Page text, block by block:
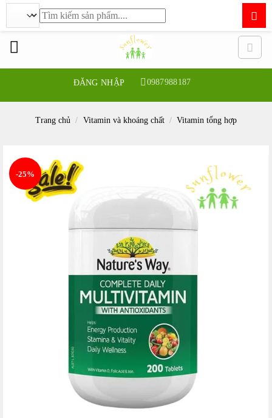
ĐĂNG NHẬP 0987988187
Tìm
kiếm:
Trang chủ / Vitamin và khoáng chất / Vitamin tổng hợp
-25%